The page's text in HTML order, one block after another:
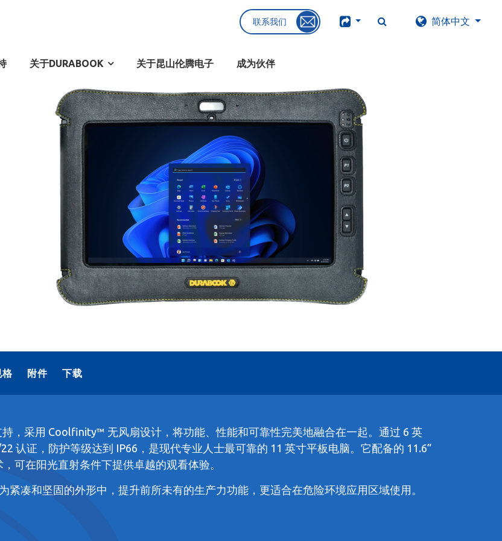
联系我们 简体中文
关于DURABOOK 关于昆山伦腾电子 成为伙伴
格 附件 下载
，采用 Coolfinity™ 无风扇设计，将功能、性能和可靠性完美地融合在一起。通过 6 英
认证，防护等级达到 IP66，是现代专业人士最可靠的 11 英寸平板电脑。它配备的 11.6”
可在阳光直射条件下提供卓越的观看体验。
紧凑和坚固的外形中，提升前所未有的生产力功能，更适合在危险环境应用区域使用。